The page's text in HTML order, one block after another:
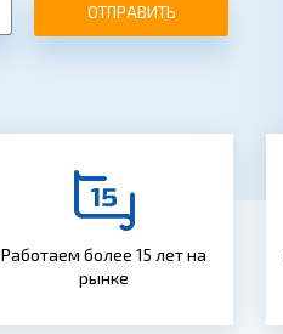
ОТПРАВИТЬ
Работаем более 15 лет на
рынке